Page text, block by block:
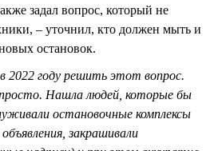
задал вопрос, который не
– уточнил, кто должен мыть и
остановок.
2022 году решить этот вопрос.
просто. Нашла людей, которые бы
остановочные комплексы
закрашивали